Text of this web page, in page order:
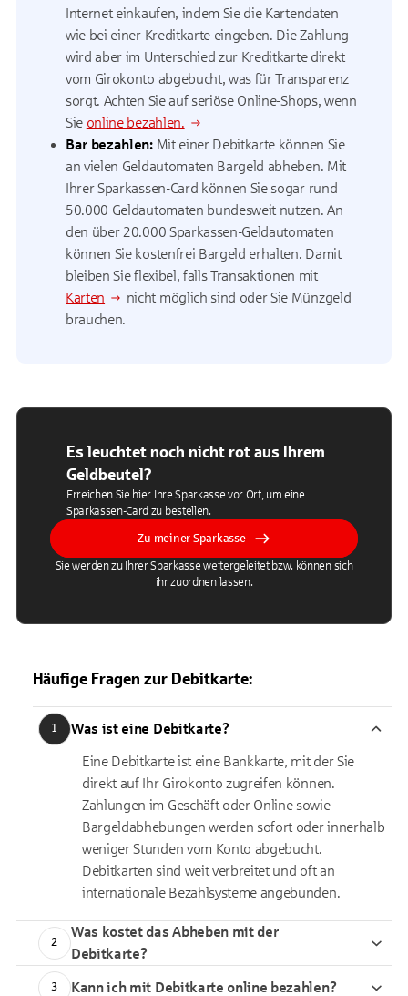
Internet einkaufen, indem Sie die Kartendaten
wie bei einer Kreditkarte eingeben. Die Zahlung
wird aber im Unterschied zur Kreditkarte direkt
vom Girokonto abgebucht, was für Transparenz
sorgt. Achten Sie auf seriöse Online-Shops, wenn
Sie online bezahlen.
Bar bezahlen:Mit einer Debitkarte können Sie
an vielen Geldautomaten Bargeld abheben. Mit
Ihrer Sparkassen-Card können Sie sogar rund
50.000 Geldautomaten bundesweit nutzen. An
den über 20.000 Sparkassen-Geldautomaten
können Sie kostenfrei Bargeld erhalten. Damit
bleiben Sie flexibel, falls Transaktionen mit
Karten
nicht möglich sind oder Sie Münzgeld
brauchen.
Es leuchtet noch nicht rot aus Ihrem
Geldbeutel?
Erreichen Sie hier Ihre Sparkasse vor Ort, um eine
Sparkassen-Card zu bestellen.
Zu meiner Sparkasse
Sie werden zu Ihrer Sparkasse weitergeleitet bzw. können sich
ihr zuordnen lassen.
Häufige Fragen zur Debitkarte:
1 Was ist eine Debitkarte?
Eine Debitkarte ist eine Bankkarte, mit der Sie
direkt auf Ihr Girokonto zugreifen können.
Zahlungen im Geschäft oder Online sowie
Bargeldabhebungen werden sofort oder innerhalb
weniger Stunden vom Konto abgebucht.
Debitkarten sind weit verbreitet und oft an
internationale Bezahlsysteme angebunden.
2
Was kostet das Abheben mit der
Debitkarte?
3 Kann ich mit Debitkarte online bezahlen?